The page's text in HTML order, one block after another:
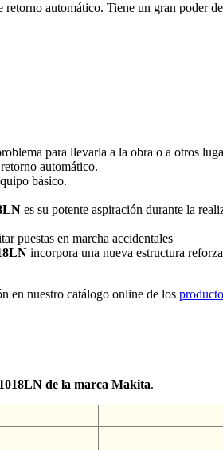
automático. Tiene un gran poder
para llevarla a la obra o a otros
automático.
básico.
es su potente aspiración durante la
puestas en marcha accidentales
incorpora una nueva estructura
en nuestro catálogo online de los
de la marca Makita.